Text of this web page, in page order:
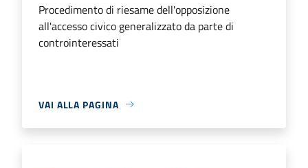
Procedimento di riesame dell'opposizione
all'accesso civico generalizzato da parte di
controinteressati
VAI ALLA PAGINA